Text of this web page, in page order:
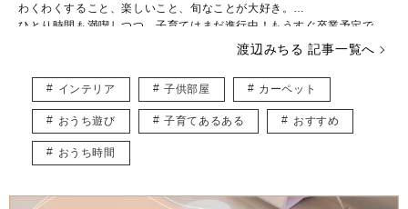
わくわくすること、楽しいこと、旬なことが大好き。
ひとり時間も満喫しつつ、子育てはまだ進行中！もうすぐ卒業予定で
主婦・ママ・大人女子のみなさんの毎日が、ちょっと楽しくなる記事を
お届けしていきます。
渡辺みちる 記事一覧へ
インテリア 子供部屋 カーペット
おうち遊び 子育てあるある おすすめ
おうち時間